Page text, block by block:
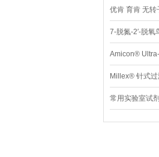
优肯 育肯 无
7-脱氮-2′-脱氧
Amicon®
Millex® 针式
菌
常用实验室试